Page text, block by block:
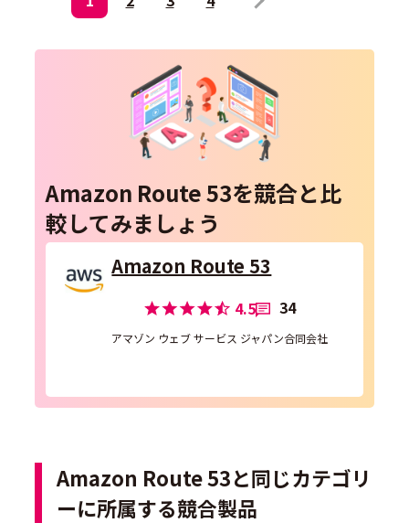
Amazon Route 53を競合と比
較してみましょう
Amazon Route 53
4.5 34
アマゾン ウェブ サービス ジャパン合同会社
Amazon Route 53と同じカテゴリ
ーに所属する競合製品